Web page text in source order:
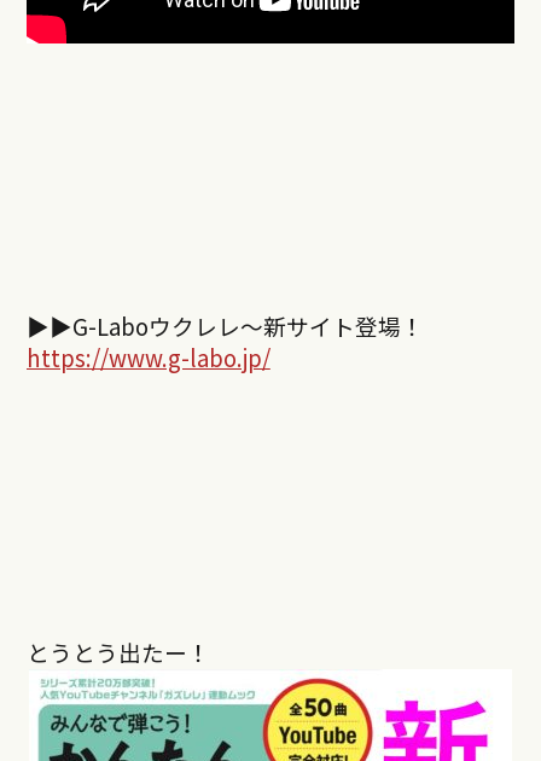
▶︎▶︎G-Laboウクレレ～新サイト登場！
https://www.g-labo.jp/
とうとう出たー！